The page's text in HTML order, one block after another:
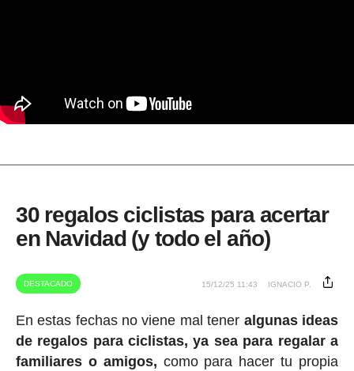
30 regalos ciclistas para acertar
en Navidad (y todo el año)
DESTACADO 15/12/25 11:43 IGNACIO P.
En estas fechas no viene mal tener algunas ideas
de regalos para ciclistas, ya sea para regalar a
familiares o amigos, como para hacer tu propia